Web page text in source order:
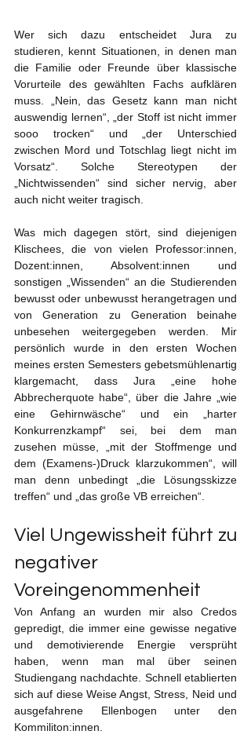
Wer sich dazu entscheidet Jura zu
studieren, kennt Situationen, in denen man
die Familie oder Freunde über klassische
Vorurteile des gewählten Fachs aufklären
muss. „Nein, das Gesetz kann man nicht
auswendig lernen“, „der Stoff ist nicht immer
sooo trocken“ und „der Unterschied
zwischen Mord und Totschlag liegt nicht im
Vorsatz“. Solche Stereotypen der
„Nichtwissenden“ sind sicher nervig, aber
auch nicht weiter tragisch.
Was mich dagegen stört, sind diejenigen
Klischees, die von vielen Professor:innen,
Dozent:innen, Absolvent:innen und
sonstigen „Wissenden“ an die Studierenden
bewusst oder unbewusst herangetragen und
von Generation zu Generation beinahe
unbesehen weitergegeben werden. Mir
persönlich wurde in den ersten Wochen
meines ersten Semesters gebetsmühlenartig
klargemacht, dass Jura „eine hohe
Abbrecherquote habe“, über die Jahre „wie
eine Gehirnwäsche“ und ein „harter
Konkurrenzkampf“ sei, bei dem man
zusehen müsse, „mit der Stoffmenge und
dem (Examens-)Druck klarzukommen“, will
man denn unbedingt „die Lösungsskizze
treffen“ und „das große VB erreichen“.
Viel Ungewissheit führt zu
negativer
Voreingenommenheit
Von Anfang an wurden mir also Credos
gepredigt, die immer eine gewisse negative
und demotivierende Energie versprüht
haben, wenn man mal über seinen
Studiengang nachdachte. Schnell etablierten
sich auf diese Weise Angst, Stress, Neid und
ausgefahrene Ellenbogen unter den
Kommiliton:innen.